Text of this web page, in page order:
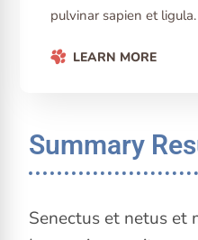
pulvinar sapien et ligula.
LEARN MORE
Summary
Senectus et netus et